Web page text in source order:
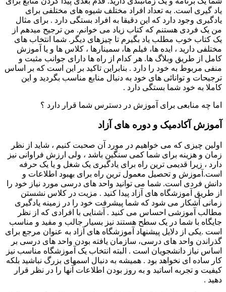
یاد گیری است. به تعداد افراد مختلف شیوه های مختلفی برای
یادگیری وجود دارد که این دقیقا به افراد بستگی دارد . برای مثال
من یک فردی هستنم که کتاب زیاد می خوانم. من ترجیح میدهم از
یک کتاب خوب مطلب یاد بگیرم تا چیزهای دیگر. شما انتخاب های
مختلفی دارید ، ایده ها، فیلم ها، سمینارها ، کلاس ها و یا آموزش
کامل از طریق وبلاگ ها. هر کدام از راه ها دارای جوانب مثبت و
منفی مربوط به خود را دارد . بنابراین تاکید بر این است که بر اساس
ترجیحات و توانائی های خود به دنبال منابع مناسب بگردید و این
کاملا به خود شما بستگی دارد .
اما چه منابعی برای آموزش در دسترس شما قرار دارد ؟
آموزش آکادمیک و دوره های آزاد
اولین چیزی که می خواهیم در مورد آن صحبت کنیم ، شاید از نظر
زمان و هزینه برای شما کمی سنگین باشد ، ولی ارزش فراوانی نیز
دارد ، زیرا قدیمی ترین راه برای یادگیری یک شغل و یا یک حرفه
است.آموزش و تحصیل معمول ترین راه برای بهبود اطلاعات و
دانش فردی است. شما می توانید واحد های درسی مورد نیاز خود را
از طریق آموزشگاه های آزاد پیدا کنید . مزیت در کلاس نشستن
زمانی آشکار می شود که شما پیشرفت خود را در زمینه یادگیری
مطالب آموزشی احساس می کنید . آشنایی با افرادی که از نظر
جایگاه با شما در یک سطح هستند نیز بسیار جالب و مفید و مناسب
است .یکی از دلایل پیشنهاد آموزشگاه های آزاد به عنوان مرجع برای
گذراندن واحد های درسی، سازمان یافته بودن واحد های درسی بر
اساس نیاز دانشجویان است . البته انتخاب یک آموزشگاه مناسب نیز
کار ساده ای نخواهد بود . همیشه به دنبال اسمهای بزرگ نباشید بلکه
کیفیت و تجربه اساتید و به روز بودن اطلاعات آنها را در نظر قرار
دهید .